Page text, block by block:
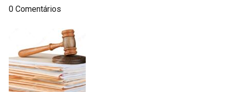
0 Comentários